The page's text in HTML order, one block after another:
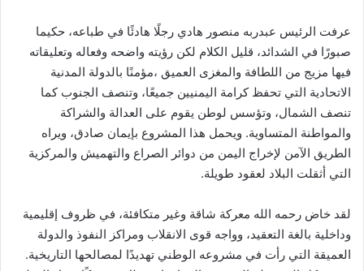
عرفت الرئيس عبدربه منصور هادي رجلًا هادئًا في طباعه، حكيما
صبورًا في الشدائد، قليل الكلام لكن رؤيته واضحه وفعاله وتعليقاته
فيها مزيج من اللطافة والمغزى العميق ،مؤمنًا بالدولة المدنية
الاتحادية التي تحفظ كرامة اليمنيين جميعًا، وتنصف الجنوب كما
تنصف الشمال، وتؤسس لوطن يقوم على العدالة والشراكة
والمواطنة المتساوية. ويحمل هذا المشروع بإيمان صادق، ويراه
الطريق الآمن لإخراج اليمن من دوائر الصراع والتهميش والمركزية
التي أثقلت البلاد لعقود طويلة.
لقد خاض رحمه الله معركة شاقة وغير متكافئة، في ظروف إقليمية
وداخلية بالغة التعقيد، وواجه قوى الانقلاب ومراكز النفوذ والدولة
العميقة التي رأت في مشروعه الوطني تهديدًا لمصالحها التاريخية.